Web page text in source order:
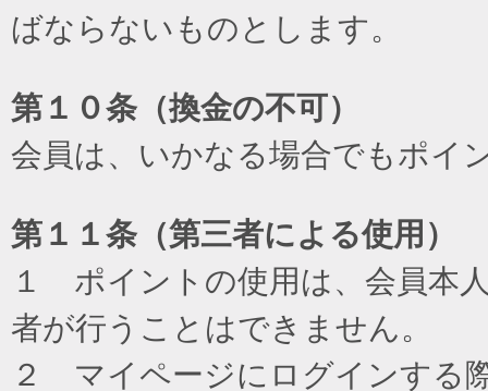
ばならないものとします。
第１０条（換金の不可）
会員は、いかなる場合でもポイ
第１１条（第三者による使用）
１ ポイントの使用は、会員本
者が行うことはできません。
２ マイページにログインする